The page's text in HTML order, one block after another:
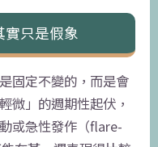
實只是假象
固定不變的，而是會
微」的週期性起伏，
或急性發作（flare-